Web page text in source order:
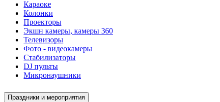
Караоке
Колонки
Проекторы
Экшн камеры, камеры 360
Телевизоры
Фото - видеокамеры
Стабилизаторы
DJ пульты
Микронаушники
Праздники и мероприятия